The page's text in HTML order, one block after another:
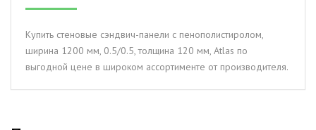
1200
0.5/0.5,
толщина
120
мм,
Купить стеновые сэндвич-панели с пенополистиролом,
ширина 1200 мм, 0.5/0.5, толщина 120 мм, Atlas по
выгодной цене в широком ассортименте от производителя.